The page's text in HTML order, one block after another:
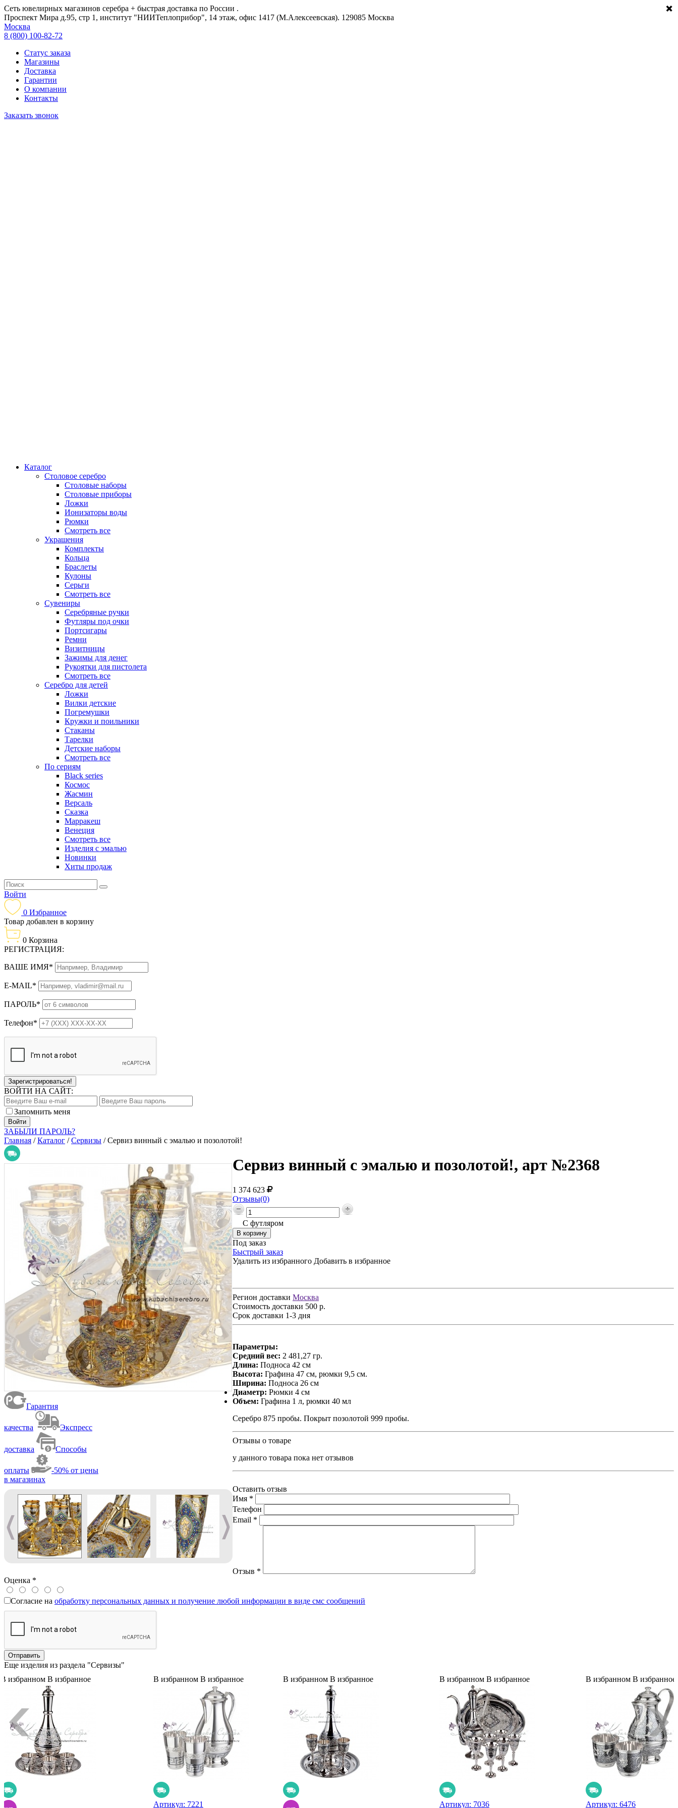
Сеть ювелирных магазинов серебра + быстрая доставка по России .
Проспект Мира д.95, стр 1, институт "НИИТеплоприбор", 14 этаж, офис 1417 (М.Алексеевская). 129085 Москва
Москва
8 (800) 100-82-72
Статус заказа
Магазины
Доставка
Гарантии
О компании
Контакты
Заказать звонок
Каталог
Столовое серебро
Столовые наборы
Столовые приборы
Ложки
Ионизаторы воды
Рюмки
Смотреть все
Украшения
Комплекты
Кольца
Браслеты
Кулоны
Серьги
Смотреть все
Сувениры
Серебряные ручки
Футляры под очки
Портсигары
Ремни
Визитницы
Зажимы для денег
Рукоятки для пистолета
Смотреть все
Серебро для детей
Ложки
Вилки детские
Погремушки
Кружки и поильники
Стаканы
Тарелки
Детские наборы
Смотреть все
По сериям
Black series
Космос
Жасмин
Версаль
Сказка
Марракеш
Венеция
Смотреть все
Изделия с эмалью
Новинки
Хиты продаж
Войти
0 Избранное
Товар добавлен в корзину
0 Корзина
РЕГИСТРАЦИЯ:
ВАШЕ ИМЯ*
E-MAIL*
ПАРОЛЬ*
Телефон*
Зарегистрироваться!
ВОЙТИ НА САЙТ:
Запомнить меня
ЗАБЫЛИ ПАРОЛЬ?
Главная /Каталог /Сервизы /Сервиз винный с эмалью и позолотой!
Гарантия
качества Экспресс
доставка Способы
оплаты
-50% от цены
в магазинах
Сервиз винный с эмалью и позолотой!, арт №2368
1 374 623
Отзывы(0)
С футляром
Под заказ
Быстрый заказ
Удалить из избранного Добавить в избранное
Регион доставки Москва
Стоимость доставки 500 р.
Срок доставки 1-3 дня
Параметры:
Средний вес: 2 481,27 гр.
Длина: Подноса 42 см
Высота: Графина 47 см, рюмки 9,5 см.
Ширина: Подноса 26 см
Диаметр: Рюмки 4 см
Объем: Графина 1 л, рюмки 40 мл
Серебро 875 пробы. Покрыт позолотой 999 пробы.
Отзывы о товаре
у данного товара пока нет отзывов
Оставить отзыв
Имя *
Телефон
Email *
Отзыв *
Оценка *
Согласие на обработку персональных данных и получение любой информации в виде смс сообщений
Еще изделия из раздела "Сервизы"
В избранном В избранное В избранном В избранное
Артикул: 7221
В избранном В избранное В избранном В избранное
Артикул: 7036
В избранном В избранное
Артикул: 6476